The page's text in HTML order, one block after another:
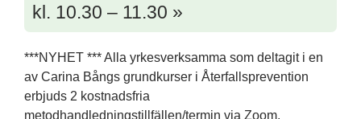
kl. 10.30 – 11.30 »
***NYHET *** Alla yrkesverksamma som deltagit i en
av Carina Bångs grundkurser i Återfallsprevention
erbjuds 2 kostnadsfria
metodhandledningstillfällen/termin via Zoom.